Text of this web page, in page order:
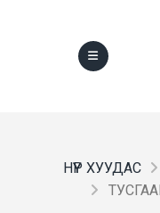
НҮҮР ХУУДАС